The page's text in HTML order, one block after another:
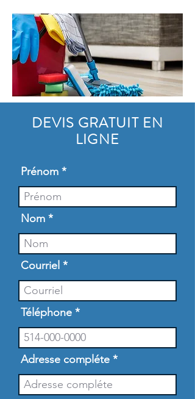
DEVIS GRATUIT EN
LIGNE
Prénom
Nom
Courriel
Téléphone
Adresse compléte